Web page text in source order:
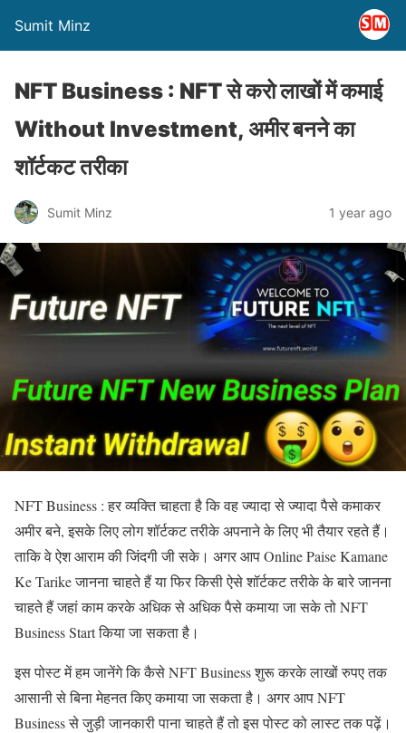
Sumit Minz
NFT Business : NFT से करो लाखों में कमाई
Without Investment, अमीर बनने का
शॉर्टकट तरीका
Sumit Minz 1 year ago
NFT Business : हर व्यक्ति चाहता है कि वह ज्यादा से ज्यादा पैसे कमाकर
अमीर बने, इसके लिए लोग शॉर्टकट तरीके अपनाने के लिए भी तैयार रहते हैं।
ताकि वे ऐश आराम की जिंदगी जी सके। अगर आप Online Paise Kamane
Ke Tarike जानना चाहते हैं या फिर किसी ऐसे शॉर्टकट तरीके के बारे जानना
चाहते हैं जहां काम करके अधिक से अधिक पैसे कमाया जा सके तो NFT
Business Start किया जा सकता है।
इस पोस्ट में हम जानेंगे कि कैसे NFT Business शुरू करके लाखों रुपए तक
आसानी से बिना मेहनत किए कमाया जा सकता है। अगर आप NFT
Business से जुड़ी जानकारी पाना चाहते हैं तो इस पोस्ट को लास्ट तक पढ़ें।